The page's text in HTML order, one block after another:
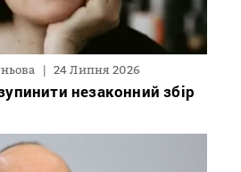
24 Липня 2026
незаконний збір